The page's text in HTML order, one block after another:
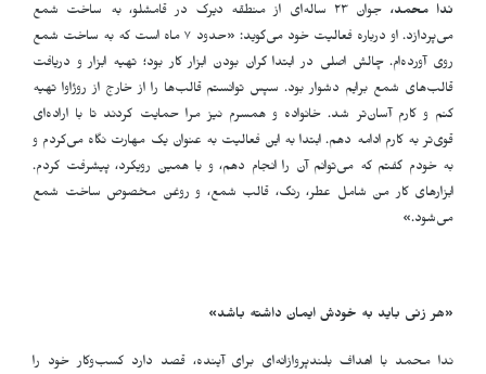
ندا محمد،
جوان ٢٣ ساله‌ای از منطقه دیرک در قامشلو، به ساخت شمع
می‌پردازد. او درباره فعالیت خود می‌گوید: «حدود ٧ ماه است که به ساخت شمع
روی آورده‌ام. چالش اصلی در ابتدا گران بودن ابزار کار بود؛ تهیه ابزار و دریافت
قالب‌های شمع برایم دشوار بود. سپس توانستم قالب‌ها را از خارج از روژاوا تهیه
کنم و کارم آسان‌تر شد. خانواده و همسرم نیز مرا حمایت کردند تا با اراده‌ای
قوی‌تر به کارم ادامه دهم. ابتدا به این فعالیت به عنوان یک مهارت نگاه می‌کردم و
به خودم گفتم که می‌توانم آن را انجام دهم، و با همین رویکرد، پیشرفت کردم.
ابزارهای کار من شامل عطر، رنگ، قالب شمع، و روغن مخصوص ساخت شمع
می‌شود.»
«هر زنی باید به خودش ایمان داشته باشد»
ندا محمد با اهداف بلندپروازانه‌ای برای آینده، قصد دارد کسب‌وکار خود را